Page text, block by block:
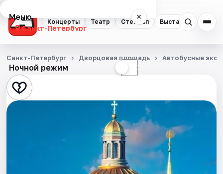
Концерты Театр Стендап Выставки
Меню ×
Санкт-Петербург
Концерты
Театр
Стендап
Ночной режим ☾
Санкт-Петербург Дворцовая площадь Автобусные